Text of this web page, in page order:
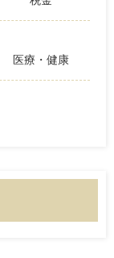
医療・健康